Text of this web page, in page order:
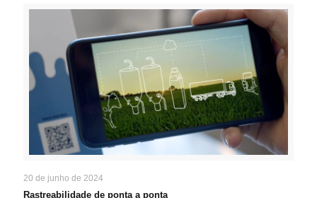
20 de junho de 2024
Rastreabilidade de ponta a ponta